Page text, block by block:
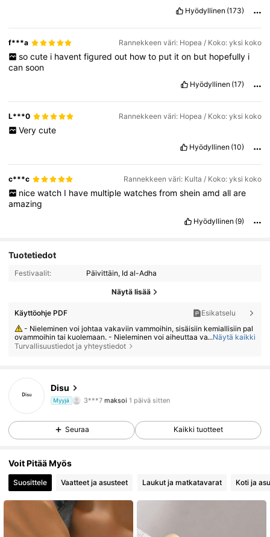
Hyödyllinen (173)
f***a Rannekkeen väri: Hopea / Koko: yksi koko
so cute i havent figured out how to put it on but hopefully i
cansoon
Hyödyllinen (17)
L***0 Rannekkeen väri: Hopea / Koko: yksi koko
Very cute
Hyödyllinen (10)
c***c Rannekkeen väri: Kulta / Koko: yksi koko
nice watch I have multiple watches from shein amd all are
amazing
Hyödyllinen (9)
Tuotetiedot
Festivaalit: Päivittäin, Id al-Adha
Näytä lisää
Käyttöohje PDF
Esikatselu
- Nieleminen voi johtaa vakaviin vammoihin, sisäisiin kemiallisiin pal
ovammoihin tai kuolemaan. - Nieleminen voi aiheuttaa vakavia palova
mmoja jopa kahden tunnin kuluessa. - Jos paristo on nielty tai asetettu
mihin tahansa kehon osaan, hakeudu välittömästi lääkärin hoitoon. - Pi
...Näytä kaikki
Turvallisuustiedot ja yhteystiedot
Disu
Myyjä
3***7 maksoi 1 päivä sitten
4.79 13K Seuraajat
4.79 13K Seuraajat
Seuraa Kaikki tuotteet
Voit Pitää Myös
Suosittele Vaatteet ja asusteet Laukut ja matkatavarat Koti ja